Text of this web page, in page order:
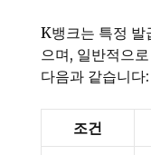
K뱅크는 특정 발
으며, 일반적으
다음과 같습니다:
조건